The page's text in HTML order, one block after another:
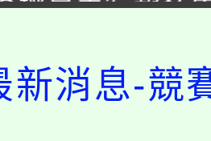
園市運動會8/
游泳池舉行。
收入戶享有免
新消息-競